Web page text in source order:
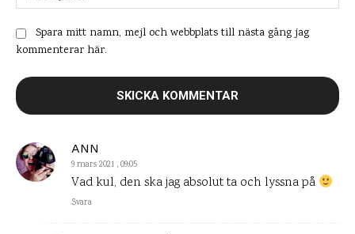
ANN
9 mars 2021 , 09:05
Vad kul, den ska jag absolut ta och lyssna på
Svara
Spara mitt namn, mejl och webbplats till nästa gång jag
kommenterar här.